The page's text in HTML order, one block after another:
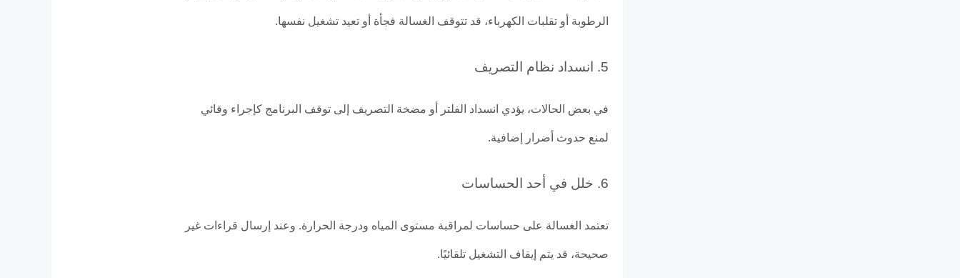
الرطوبة أو تقلبات الكهرباء، قد تتوقف الغسالة فجأة أو تعيد تشغيل نفسها.
5. انسداد نظام التصريف
في بعض الحالات، يؤدي انسداد الفلتر أو مضخة التصريف إلى توقف البرنامج كإجراء وقائي
لمنع حدوث أضرار إضافية.
6. خلل في أحد الحساسات
تعتمد الغسالة على حساسات لمراقبة مستوى المياه ودرجة الحرارة. وعند إرسال قراءات غير
صحيحة، قد يتم إيقاف التشغيل تلقائيًا.